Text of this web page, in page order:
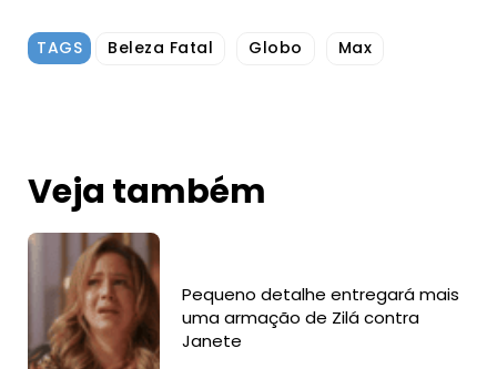
TAGS Beleza Fatal Globo Max
Veja também
Pequeno detalhe entregará mais
uma armação de Zilá contra
Janete